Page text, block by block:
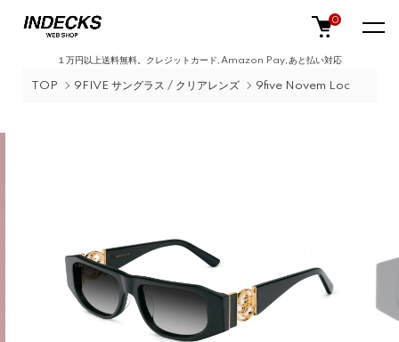
１万円以上送料無料。クレジットカード,Amazon Pay,あと払い対応
0
TOP 9FIVE サングラス / クリアレンズ 9five Novem Loc